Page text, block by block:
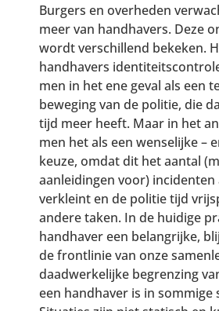
Burgers en overheden
meer van handhavers. Deze
wordt verschillend bekeken.
handhavers
men in het ene geval als een
beweging van de politie, die
tijd meer heeft. Maar in het
men het als een wenselijke –
keuze, omdat dit het aantal
aanleidingen voor) incidenten
verkleint en de politie tijd
andere taken. In de huidige
handhaver een belangrijke,
de frontlinie van onze
daadwerkelijke begrenzing
een handhaver is in sommige